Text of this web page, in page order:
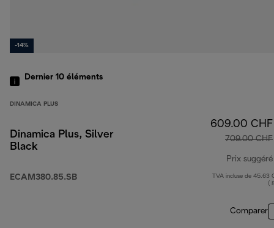
-14%
Dernier 10 éléments
DINAMICA PLUS
Dinamica Plus, Silver
Black
ECAM380.85.SB
609.00 CHF
709.00 CHF
Prix suggéré
TVA incluse de 45.63
(
Comparer